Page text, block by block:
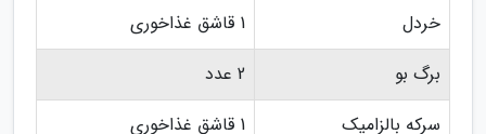
خردل
1 قاشق غذاخوری
برگ بو
2 عدد
سرکه بالزامیک
1 قاشق غذاخوری